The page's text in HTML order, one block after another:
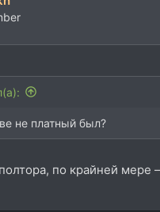
не платный был?
по крайней мере